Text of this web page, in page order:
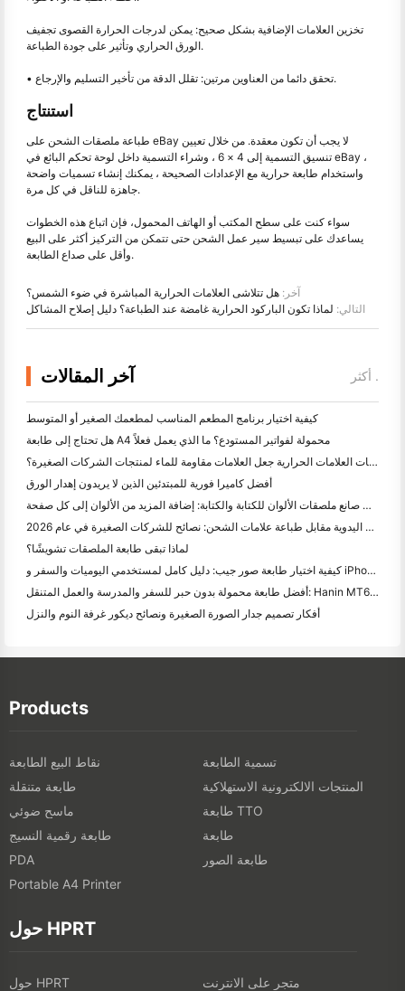
تخزين العلامات الإضافية بشكل صحيح: يمكن لدرجات الحرارة القصوى تجفيف
الورق الحراري وتأثير على جودة الطباعة.
• تحقق دائما من العناوين مرتين: تقلل الدقة من تأخير التسليم والإرجاع.
استنتاج
طباعة ملصقات الشحن على eBay لا يجب أن تكون معقدة. من خلال تعيين
تنسيق التسمية إلى 4 × 6 ، وشراء التسمية داخل لوحة تحكم البائع في eBay ،
واستخدام طابعة حرارية مع الإعدادات الصحيحة ، يمكنك إنشاء تسميات واضحة
جاهزة للناقل في كل مرة.
سواء كنت على سطح المكتب أو الهاتف المحمول، فإن اتباع هذه الخطوات
يساعدك على تبسيط سير عمل الشحن حتى تتمكن من التركيز أكثر على البيع
وأقل على صداع الطابعة.
آخر: هل تتلاشى العلامات الحرارية المباشرة في ضوء الشمس؟
التالي: لماذا تكون الباركود الحرارية غامضة عند الطباعة؟ دليل إصلاح المشاكل
آخر المقالات أكثر .
كيفية اختيار برنامج المطعم المناسب لمطعمك الصغير أو المتوسط
هل تحتاج إلى طابعة A4 محمولة لفواتير المستودع؟ ما الذي يعمل فعلاً
هل يمكن لطابعات العلامات الحرارية جعل العلامات مقاومة للماء لمنتجات الشركات الصغيرة؟
أفضل كاميرا فورية للمبتدئين الذين لا يريدون إهدار الورق
أفضل صانع ملصقات الألوان للكتابة والكتابة: إضافة المزيد من الألوان إلى كل صفحة
الكتابة اليدوية مقابل طباعة علامات الشحن: نصائح للشركات الصغيرة في عام 2026
لماذا تبقى طابعة الملصقات تشويشًا؟
كيفية اختيار طابعة صور جيب: دليل كامل لمستخدمي اليوميات والسفر و iPhone
أفضل طابعة محمولة بدون حبر للسفر والمدرسة والعمل المتنقل: Hanin MT620 Pro Review
أفكار تصميم جدار الصورة الصغيرة ونصائح ديكور غرفة النوم والنزل
Products
نقاط البيع الطابعة
تسمية الطابعة
طابعة متنقلة
المنتجات الالكترونية الاستهلاكية
ماسح ضوئي
طابعة TTO
طابعة رقمية النسيج
طابعة
PDA
طابعة الصور
Portable A4 Printer
حول HPRT
حول HPRT
متجر على الانترنت